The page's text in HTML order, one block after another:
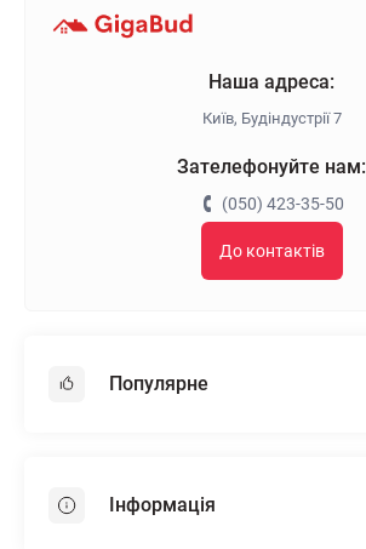
Наша адреса:
Київ, Будіндустрії 7
Зателефонуйте нам:
(050) 423-35-50
До контактів
Популярне
Пінопласт
Інформація